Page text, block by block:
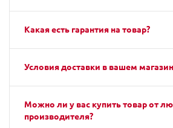
Какая есть гарантия на товар?
Условия доставки в вашем
Можно ли у вас купить товар от
производителя?